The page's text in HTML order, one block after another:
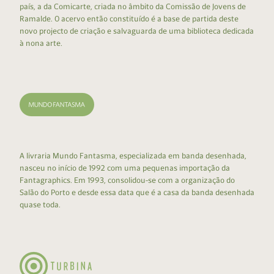
país, a da Comicarte, criada no âmbito da Comissão de Jovens de
Ramalde. O acervo então constituído é a base de partida deste
novo projecto de criação e salvaguarda de uma biblioteca dedicada
à nona arte.
A livraria Mundo Fantasma, especializada em banda desenhada,
nasceu no início de 1992 com uma pequenas importação da
Fantagraphics. Em 1993, consolidou-se com a organização do
Salão do Porto e desde essa data que é a casa da banda desenhada
quase toda.